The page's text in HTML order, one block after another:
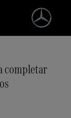
completar